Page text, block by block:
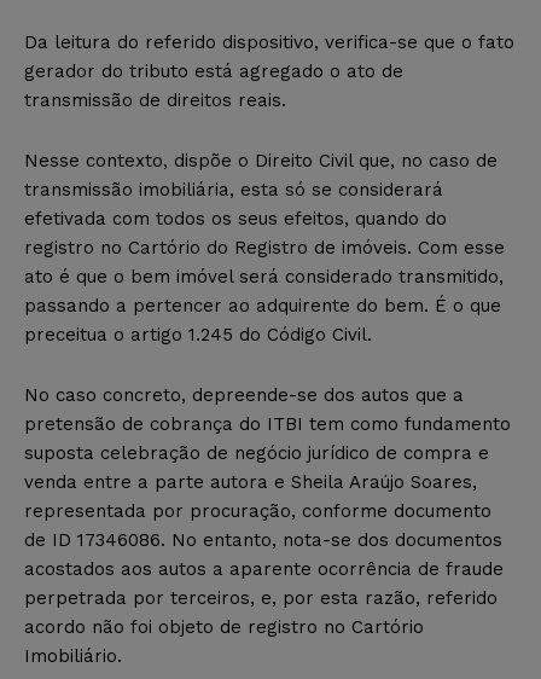
Da leitura do referido dispositivo, verifica-se que o fato
gerador do tributo está agregado o ato de
transmissão de direitos reais.
Nesse contexto, dispõe o Direito Civil que, no caso de
transmissão imobiliária, esta só se considerará
efetivada com todos os seus efeitos, quando do
registro no Cartório do Registro de imóveis. Com esse
ato é que o bem imóvel será considerado transmitido,
passando a pertencer ao adquirente do bem. É o que
preceitua o artigo 1.245 do Código Civil.
No caso concreto, depreende-se dos autos que a
pretensão de cobrança do ITBI tem como fundamento
suposta celebração de negócio jurídico de compra e
venda entre a parte autora e Sheila Araújo Soares,
representada por procuração, conforme documento
de ID 17346086. No entanto, nota-se dos documentos
acostados aos autos a aparente ocorrência de fraude
perpetrada por terceiros, e, por esta razão, referido
acordo não foi objeto de registro no Cartório
Imobiliário.